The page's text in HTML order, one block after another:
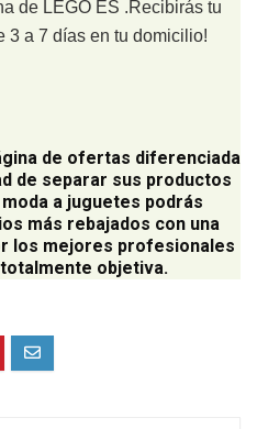
de LEGO ES .Recibirás tu
3 a 7 días en tu domicilio!
de ofertas diferenciada
de separar sus productos
a juguetes podrás
más rebajados con una
los mejores profesionales
objetiva.